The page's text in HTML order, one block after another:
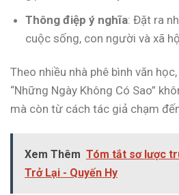
Thông điệp ý nghĩa: Đặt ra
cuộc sống, con người và xã
Theo nhiều nhà phê bình văn
“Những Ngày Không Có Sao”
mà còn từ cách tác giả chạm
Xem Thêm Tóm tắt sơ lược
Trở Lại - Quyến Hy